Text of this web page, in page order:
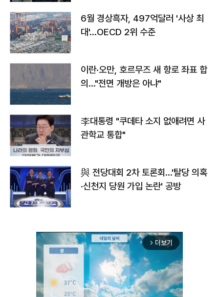
6월 경상흑자, 497억달러 '사상 최
대'…OECD 2위 수준
이란·오만, 호르무즈 새 항로 좌표 합
의…"전면 개방은 아냐"
李대통령 "쿠데타 소지 없애려면 사
관학교 통합"
與 전당대회 2차 토론회…'탈당 의혹
·신천지 당원 가입 논란' 공방
arrow_forward_ios 더보기